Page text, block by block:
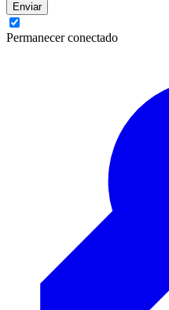
Enviar
Permanecer conectado